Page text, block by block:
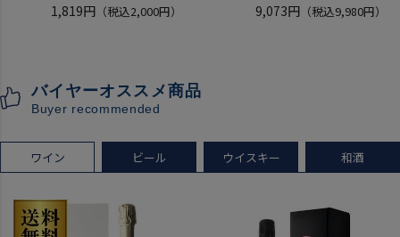
8月21日(金)15:00～17:00京都
1,819円（税込2,000円）
稲とアガベ 交酒 花風 -心拍-
9,073円 （税込9,980円）
バイヤーオススメ商品
Buyer recommended
ワイン ビール ウイスキー 和酒